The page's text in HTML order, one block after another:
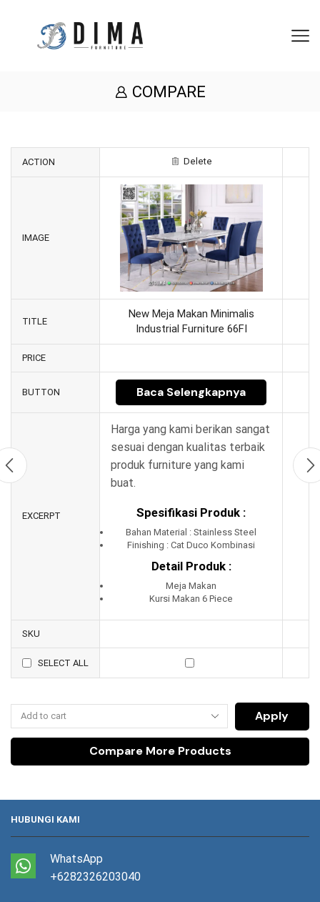
COMPARE
ACTION Delete
IMAGE
TITLE
New Meja Makan Minimalis
Industrial Furniture 66FI
PRICE
BUTTON Baca Selengkapnya
EXCERPT
Harga yang kami berikan sangat
sesuai dengan kualitas terbaik
produk furniture yang kami
buat.
Spesifikasi Produk :
Bahan Material : Stainless Steel
Finishing : Cat Duco Kombinasi
Detail Produk :
Meja Makan
Kursi Makan 6 Piece
SKU
SELECT ALL
Apply
Compare More Products
HUBUNGI KAMI
WhatsApp
+6282326203040